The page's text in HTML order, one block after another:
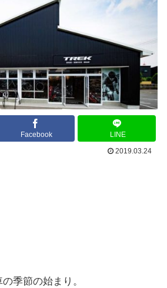
Facebook
LINE
2019.03.24
季節の始まり。